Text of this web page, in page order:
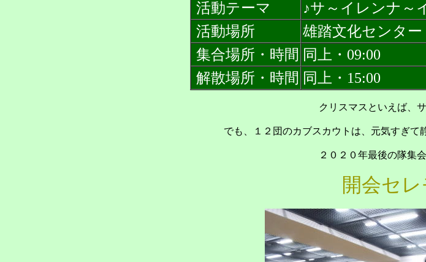
活動テーマ
♪サ～イレンナ～
活動場所
雄踏文化センター
集合場所・時間 同上・09:00
解散場所・時間 同上・15:00
クリスマスといえば、
でも、１２団のカブスカウトは、元気すぎて
２０２０年最後の隊集
開会セ